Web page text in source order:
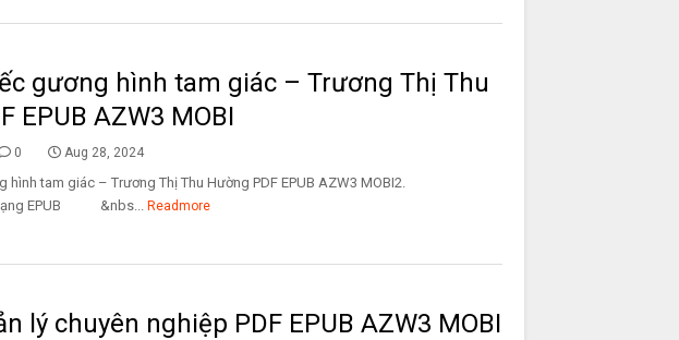
gương hình tam giác – Trương Thị Thu
EPUB AZW3 MOBI
0 Aug 28, 2024
hình tam giác – Trương Thị Thu Hường PDF EPUB AZW3 MOBI2.
dạng EPUB &nbs... Readmore
lý chuyên nghiệp PDF EPUB AZW3 MOBI